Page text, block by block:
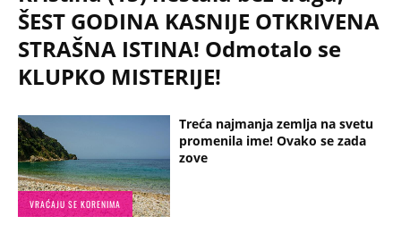
VRAĆAJU SE KORENIMA
Treća najmanja zemlja na svetu
promenila ime! Ovako se zada
zove
ŠEST GODINA KASNIJE OTKRIVENA
STRAŠNA ISTINA! Odmotalo se
KLUPKO MISTERIJE!